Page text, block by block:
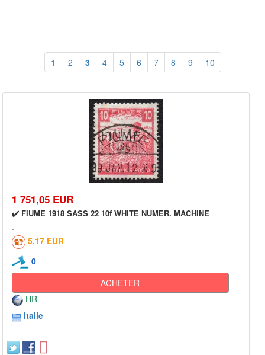
1 2 3 4 5 6 7 8 9 10
1 751,05 EUR
✔️ FIUME 1918 SASS 22 10f WHITE NUMER. MACHINE
5,17 EUR
0
ACHETER
HR
Italie